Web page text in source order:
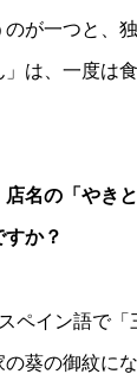
が一つと、
は、一度は
名の「やき
か？
イン語で「
の葵の御紋に